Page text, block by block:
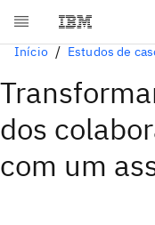
Início Estudos de
dos
com um